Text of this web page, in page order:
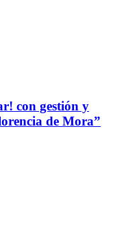
con gestión y
de Mora”